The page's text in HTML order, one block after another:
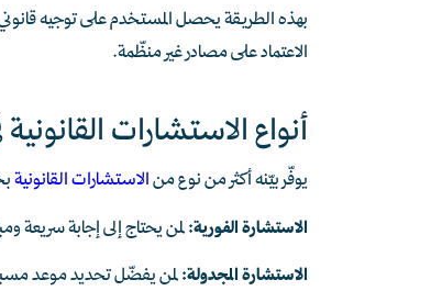
بهذه الطريقة يحصل المستخدم على توجيه
الاعتماد على مصادر غير منظّمة.
أنواع الاستشارات القانونية
يوفّر بيّنه أكثر من نوع منالاستشارات القانونية
الاستشارة الفورية:لمن يحتاج إلى إجابة
الاستشارة المجدولة:لمن يفضّل تحديد موعد